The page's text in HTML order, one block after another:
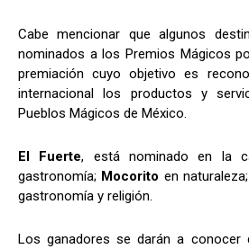
Cabe mencionar que algunos
nominados a los Premios Mágicos
premiación cuyo objetivo es
internacional los productos y
Pueblos Mágicos de México.
El Fuerte, está nominado en la
gastronomía; Mocorito en
gastronomía y religión.
Los ganadores se darán a conocer